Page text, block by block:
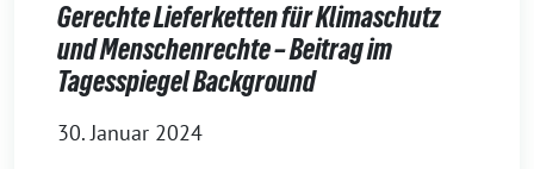
Gerechte Lieferketten für Klimaschutz
und Menschenrechte – Beitrag im
Tagesspiegel Background
30. Januar 2024